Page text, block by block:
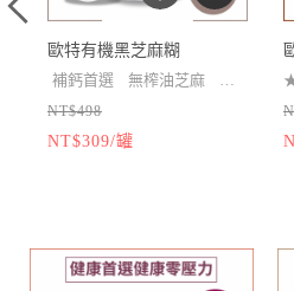
歐特有機黑芝麻糊
補鈣首選 無榨油芝麻
獨
家杏仁顆粒
榮獲2022年銀髮友善食品獎
★吃得到杏仁顆粒！口感層
次豐富
NT$498
NT$309/罐